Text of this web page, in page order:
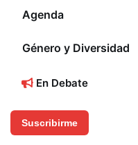
Agenda
Género y Diversidad
En Debate
Suscribirme